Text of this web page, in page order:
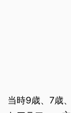
当時9歳、7歳